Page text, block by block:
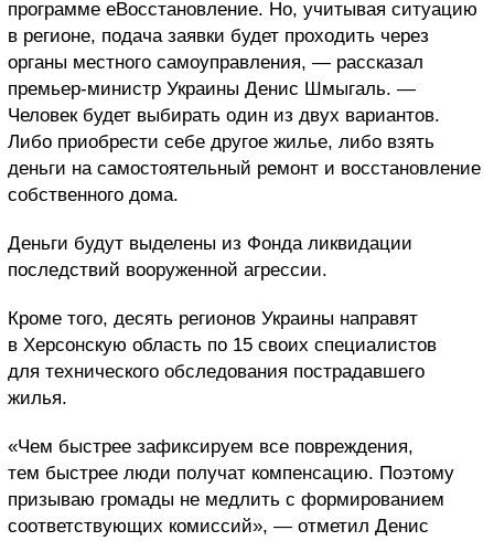
программе еВосстановление. Но, учитывая ситуацию
в регионе, подача заявки будет проходить через
органы местного самоуправления, — рассказал
премьер-министр Украины Денис Шмыгаль. —
Человек будет выбирать один из двух вариантов.
Либо приобрести себе другое жилье, либо взять
деньги на самостоятельный ремонт и восстановление
собственного дома.
Деньги будут выделены из Фонда ликвидации
последствий вооруженной агрессии.
Кроме того, десять регионов Украины направят
в Херсонскую область по 15 своих специалистов
для технического обследования пострадавшего
жилья.
«Чем быстрее зафиксируем все повреждения,
тем быстрее люди получат компенсацию. Поэтому
призываю громады не медлить с формированием
соответствующих комиссий», — отметил Денис